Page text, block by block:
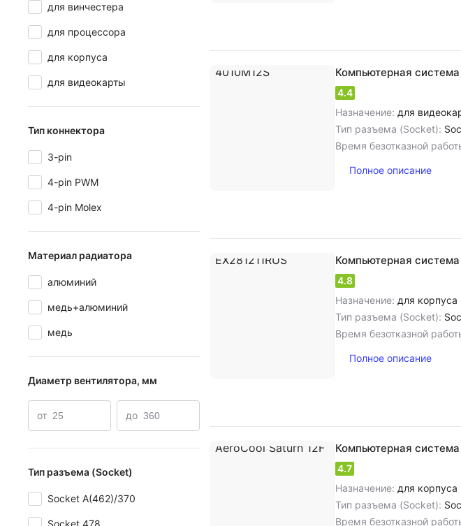
для винчестера
для процессора
для корпуса
для видеокарты
Тип коннектора
3-pin
4-pin PWM
4-pin Molex
Материал радиатора
алюминий
медь+алюминий
медь
Диаметр вентилятора, мм
от до
Тип разъема (Socket)
Socket A(462)/370
Socket 478
Компьютерная
4.4
Назначение: для
Тип разъема (Socket):
Время безотказной
Полное описание
Компьютерная
4.8
Назначение: для корпуса
Тип разъема (Socket):
Время безотказной
Полное описание
Компьютерная
4.7
Назначение: для корпуса
Тип разъема (Socket):
Время безотказной